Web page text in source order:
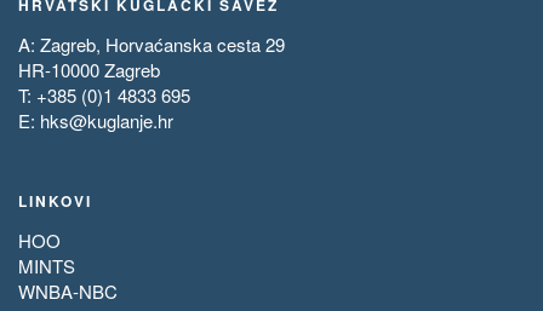
HRVATSKI KUGLAČKI SAVEZ
A: Zagreb, Horvaćanska cesta 29
HR-10000 Zagreb
T: +385 (0)1 4833 695
E: hks@kuglanje.hr
LINKOVI
HOO
MINTS
WNBA-NBC